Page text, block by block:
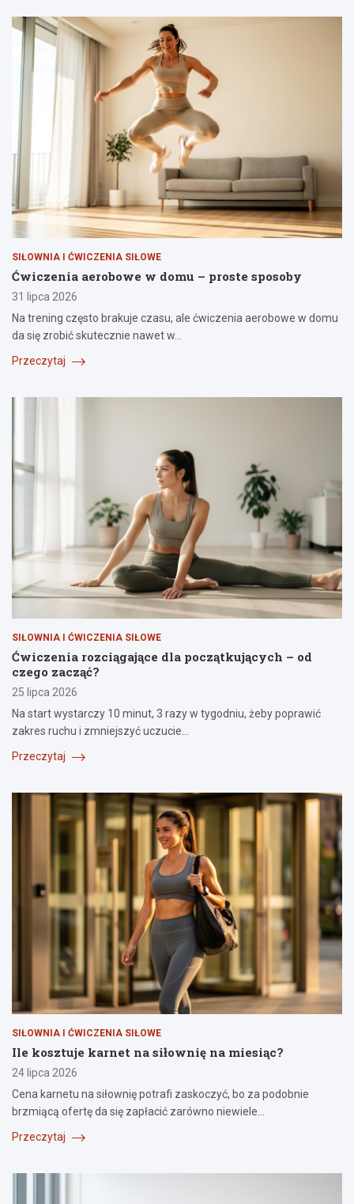
SIŁOWNIA I ĆWICZENIA SIŁOWE
Ćwiczenia aerobowe w domu – proste sposoby
31 lipca 2026
Na trening często brakuje czasu, ale ćwiczenia aerobowe w domu
da się zrobić skutecznie nawet w…
Przeczytaj
SIŁOWNIA I ĆWICZENIA SIŁOWE
Ćwiczenia rozciągające dla początkujących – od
czego zacząć?
25 lipca 2026
Na start wystarczy 10 minut, 3 razy w tygodniu, żeby poprawić
zakres ruchu i zmniejszyć uczucie…
Przeczytaj
SIŁOWNIA I ĆWICZENIA SIŁOWE
Ile kosztuje karnet na siłownię na miesiąc?
24 lipca 2026
Cena karnetu na siłownię potrafi zaskoczyć, bo za podobnie
brzmiącą ofertę da się zapłacić zarówno niewiele…
Przeczytaj